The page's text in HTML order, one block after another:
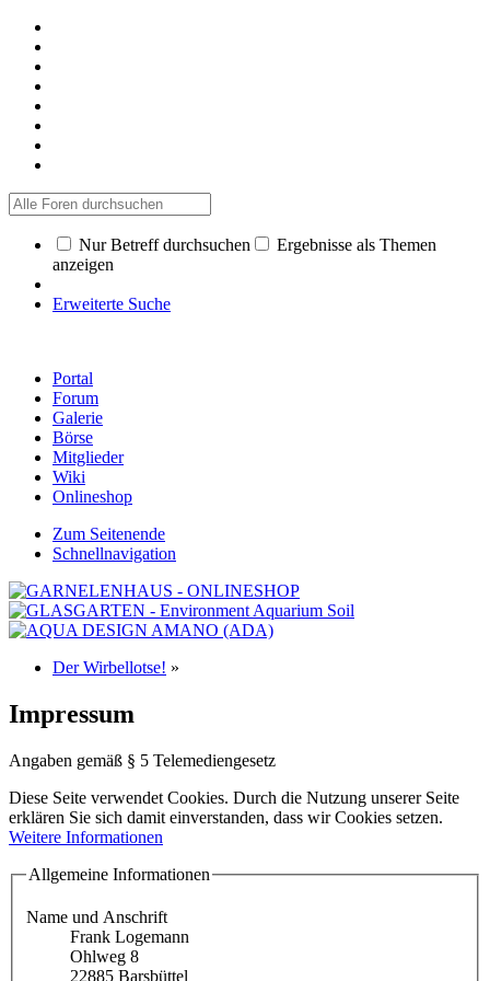
Nur Betreff durchsuchen
Ergebnisse als Themen
anzeigen
Erweiterte Suche
Portal
Forum
Galerie
Börse
Mitglieder
Wiki
Onlineshop
Zum Seitenende
Schnellnavigation
Der Wirbellotse! »
Impressum
Angaben gemäß § 5 Telemediengesetz
Diese Seite verwendet Cookies. Durch die Nutzung unserer Seite
erklären Sie sich damit einverstanden, dass wir Cookies setzen.
Weitere Informationen
Allgemeine Informationen
Name und Anschrift
Frank Logemann
Ohlweg 8
22885 Barsbüttel